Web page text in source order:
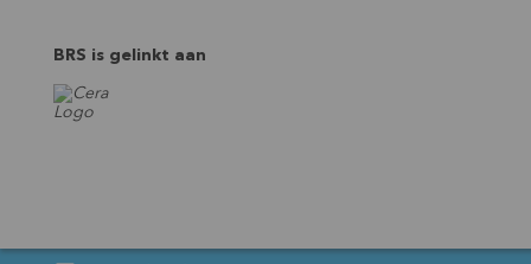
BRS is gelinkt aan